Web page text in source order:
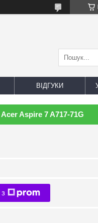
ВІДГУКИ
Aspire 7 A717-71G